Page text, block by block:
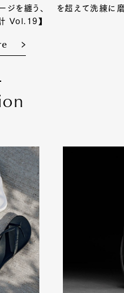
ジを纏う、
Vol.19】
を超えて洗練に
on